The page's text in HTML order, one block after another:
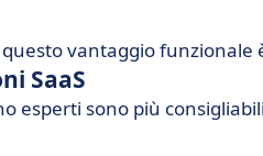
vantaggio funzionale
SaaS
esperti sono più